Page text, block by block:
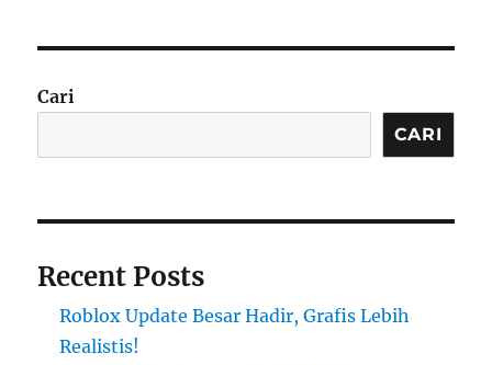
Cari
CARI
Recent Posts
Roblox Update Besar Hadir, Grafis Lebih
Realistis!